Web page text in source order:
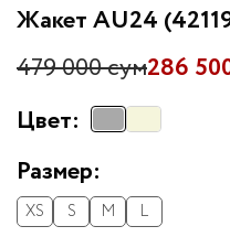
Жакет AU24
286
479 000 сум
Цвет:
Размер:
XS S M
L